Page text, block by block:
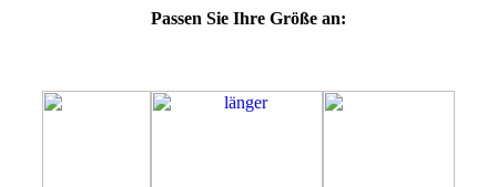
Passen Sie Ihre Größe an: